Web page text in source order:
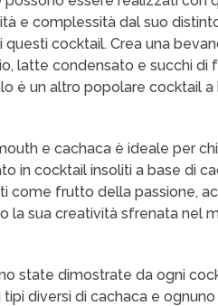
e complessità dal suo
cocktail. Crea una
latte condensato e succhi di
è un altro popolare cocktail a
e cachaca è ideale per
in cocktail insoliti a base di
come frutto della passione,
la sua creatività sfrenata nel
state dimostrate da ogni
diversi di cachaca e ognuno